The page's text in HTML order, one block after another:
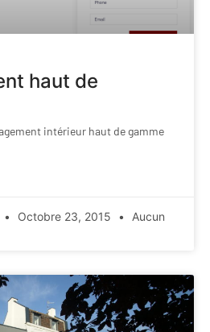
haut de
intérieur haut de gamme
Octobre 23, 2015
Aucun